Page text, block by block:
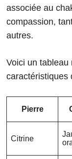
associée au
compassion,
autres.
Voici un tableau
caractéristiques
Pierre
Citrine